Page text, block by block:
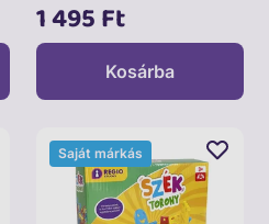
1 495 Ft
Kosárba
Saját márkás